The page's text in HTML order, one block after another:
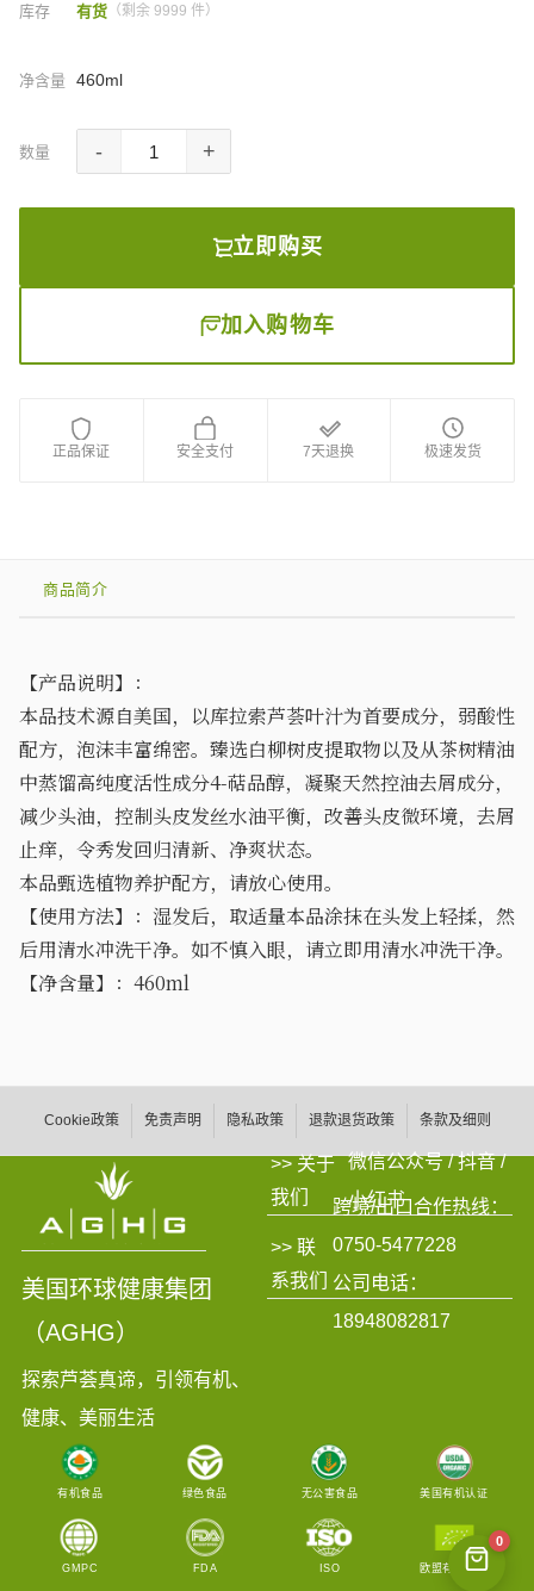
库存 有货 （剩余 9999 件）
净含量 460ml
数量 - +
立即购买
加入购物车
正品保证 安全支付 7天退换 极速发货
商品简介
【产品说明】：
本品技术源自美国，以库拉索芦荟叶汁为首要成分，弱酸性
配方，泡沫丰富绵密。臻选白柳树皮提取物以及从茶树精油
中蒸馏高纯度活性成分4-萜品醇，凝聚天然控油去屑成分，
减少头油，控制头皮发丝水油平衡，改善头皮微环境，去屑
止痒，令秀发回归清新、净爽状态。
本品甄选植物养护配方，请放心使用。
【使用方法】：湿发后，取适量本品涂抹在头发上轻揉，然
后用清水冲洗干净。如不慎入眼，请立即用清水冲洗干净。
【净含量】：460ml
Cookie政策 免责声明 隐私政策 退款退货政策 条款及细则
美国环球健康集团
（AGHG）
探索芦荟真谛，引领有机、
健康、美丽生活
>> 关于
我们
微信公众号 / 抖音 /
小红书
>> 联
系我们
跨境/出口合作热线：
0750-5477228
公司电话：
18948082817
有机食品 绿色食品 无公害食品 美国有机认证
GMPC FDA ISO 欧盟有机认证
0